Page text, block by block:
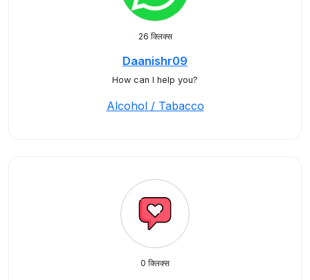
26 क्लिक्स
Daanishr09
How can I help you?
Alcohol / Tabacco
0 क्लिक्स